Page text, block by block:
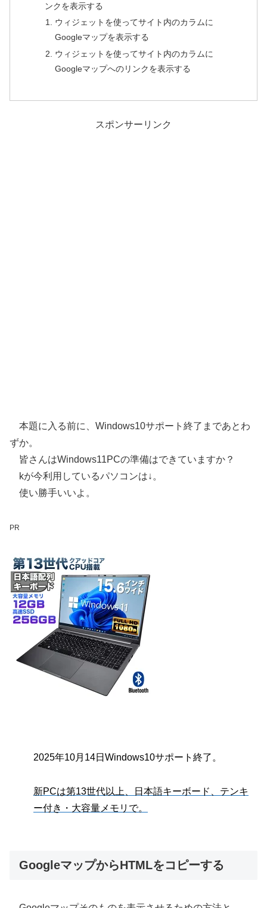
ンクを表示する
ウィジェットを使ってサイト内のカラムに
Googleマップを表示する
ウィジェットを使ってサイト内のカラムに
Googleマップへのリンクを表示する
スポンサーリンク
本題に入る前に、Windows10サポート終了まであとわ
ずか。
皆さんはWindows11PCの準備はできていますか？
kが今利用しているパソコンは↓。
使い勝手いいよ。
PR
2025年10月14日Windows10サポート終了。
新PCは第13世代以上、日本語キーボード、テンキ
ー付き・大容量メモリで。
GoogleマップからHTMLをコピーする